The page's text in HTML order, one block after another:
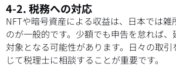
4-2. 税務への対応
NFTや暗号資産による収益は、日本では雑
のが一般的です。少額でも申告を怠れば
対象となる可能性があります。日々の取
じて税理士に相談することが重要です。